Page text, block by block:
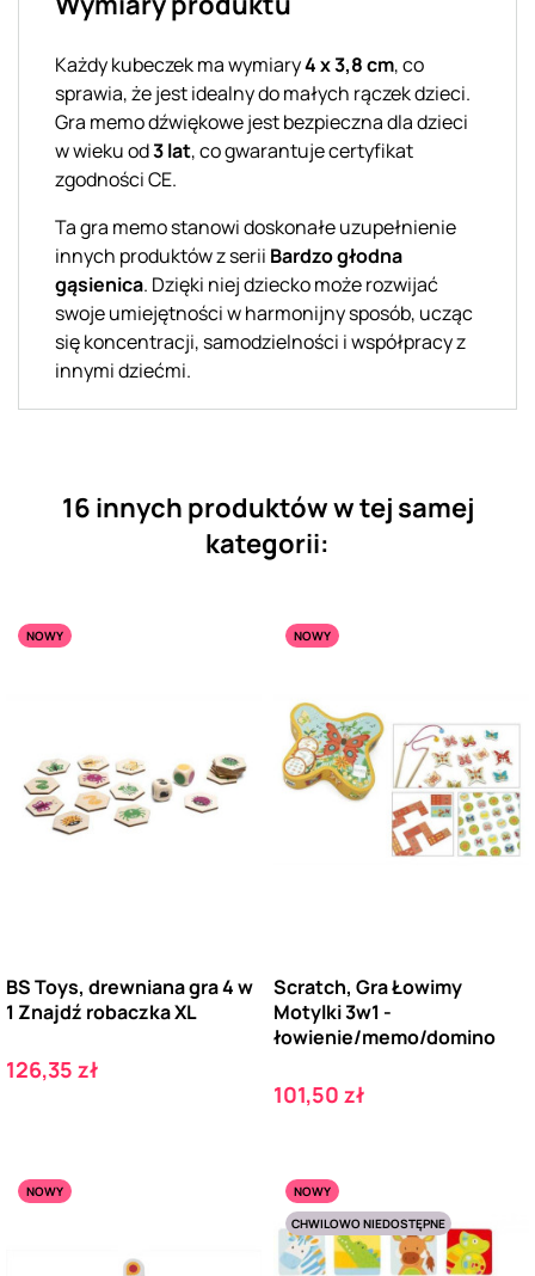
Każdy kubeczek ma wymiary4 x 3,8 cm, co
sprawia, że jest idealny do małych rączek dzieci.
Gra memo dźwiękowe jest bezpieczna dla dzieci
w wieku od3 lat, co gwarantuje certyfikat
zgodności CE.
Ta gra memo stanowi doskonałe uzupełnienie
innych produktów z serii Bardzo głodna
gąsienica. Dzięki niej dziecko może rozwijać
swoje umiejętności w harmonijny sposób, ucząc
się koncentracji, samodzielności i współpracy z
innymi dziećmi.
16 innych produktów w tej samej
kategorii:
NOWY
BS Toys, drewniana gra 4 w
1 Znajdź robaczka XL
Cena
126,35 zł
NOWY
Scratch, Gra Łowimy
Motylki 3w1 -
łowienie/memo/domino
Cena
101,50 zł
NOWY
NOWY
CHWILOWO NIEDOSTĘPNE